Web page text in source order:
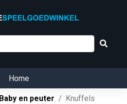
Home
Baby en peuter Knuffels